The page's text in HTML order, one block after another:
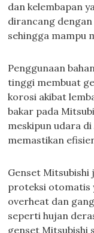
dan kelembapan
dirancang
sehingga mampu
Penggunaan
tinggi membuat
korosi akibat
bakar pada
meskipun udara
memastikan
Genset
proteksi otomatis
overheat dan
seperti hujan
genset Mitsubishi